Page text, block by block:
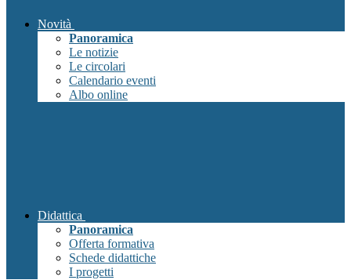
Novità
Panoramica
Le notizie
Le circolari
Calendario eventi
Albo online
Didattica
Panoramica
Offerta formativa
Schede didattiche
I progetti